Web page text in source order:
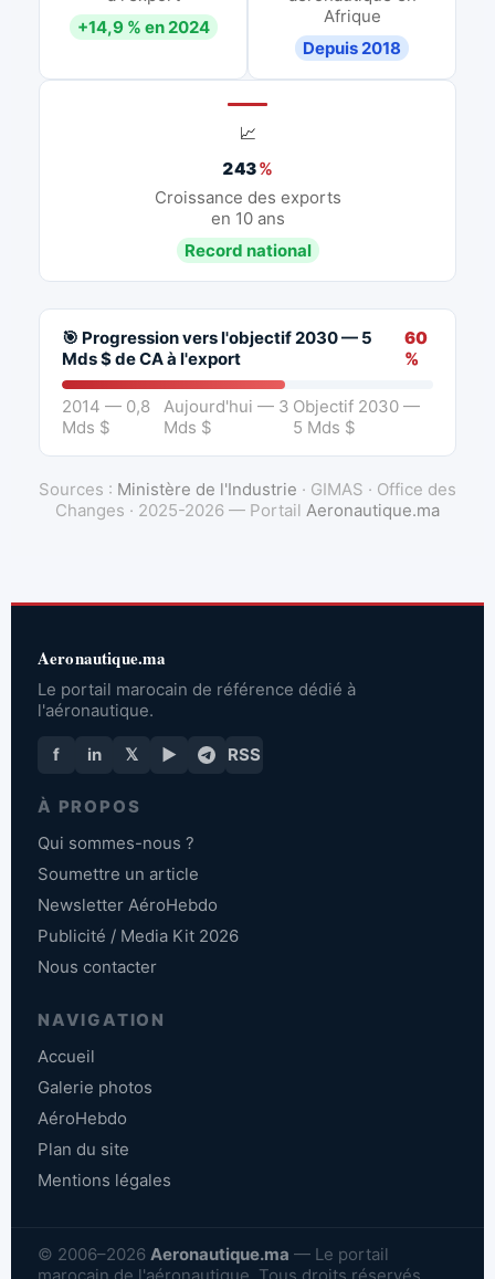
+14,9 % en 2024
Afrique
Depuis 2018
📈
243%
Croissance des exports
en 10 ans
Record national
🎯 Progression vers l'objectif 2030 — 5
Mds $ de CA à l'export
60
%
2014 — 0,8
Mds $
Aujourd'hui — 3
Mds $
Objectif 2030 —
5 Mds $
Sources : Ministère de l'Industrie · GIMAS · Office des
Changes · 2025-2026 — Portail Aeronautique.ma
Aeronautique.ma
Le portail marocain de référence dédié à
l'aéronautique.
f in 𝕏 ▶ RSS
À PROPOS
Qui sommes-nous ?
Soumettre un article
Newsletter AéroHebdo
Publicité / Media Kit 2026
Nous contacter
NAVIGATION
Accueil
Galerie photos
AéroHebdo
Plan du site
Mentions légales
© 2006–2026 Aeronautique.ma — Le portail
marocain de l'aéronautique. Tous droits réservés.